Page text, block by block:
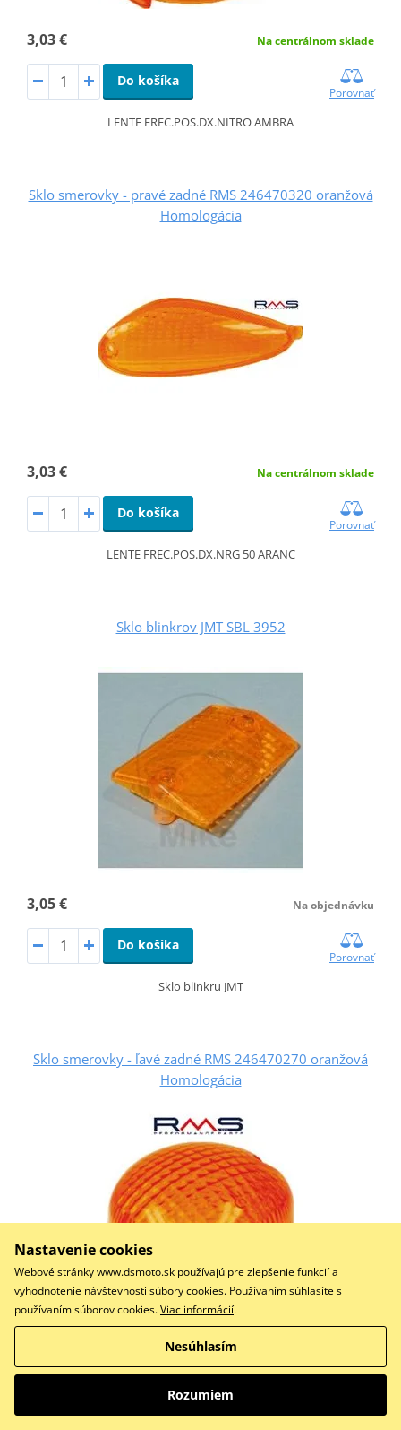
3,03 € Na centrálnom sklade
Do košíka
Porovnať
LENTE FREC.POS.DX.NITRO AMBRA
Sklo smerovky - pravé zadné RMS 246470320 oranžová
Homologácia
3,03 € Na centrálnom sklade
Do košíka
Porovnať
LENTE FREC.POS.DX.NRG 50 ARANC
Sklo blinkrov JMT SBL 3952
3,05 € Na objednávku
Do košíka
Porovnať
Sklo blinkru JMT
Sklo smerovky - ľavé zadné RMS 246470270 oranžová
Homologácia
Do košíka
LENTE FREC.POS.SX.NITRO AMBRA
Nastavenie cookies
Webové stránky www.dsmoto.sk používajú pre zlepšenie funkcií a
vyhodnotenie návštevnosti súbory cookies. Používaním súhlasíte s
používaním súborov cookies.Viac informácií.
Nesúhlasím
Rozumiem